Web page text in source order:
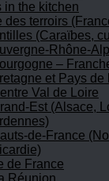
in the kitchen
des terroirs
(Caraïbes,
Rhône-
–
et Pays de
Val de Loire
Est (Alsace,
de-France
de France
Réunion